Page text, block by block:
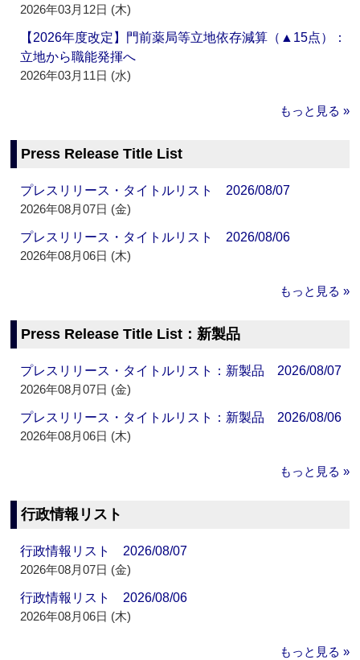
2026年03月12日 (木)
【2026年度改定】門前薬局等立地依存減算（▲15点）：
立地から職能発揮へ
2026年03月11日 (水)
もっと見る »
Press Release Title List
プレスリリース・タイトルリスト 2026/08/07
2026年08月07日 (金)
プレスリリース・タイトルリスト 2026/08/06
2026年08月06日 (木)
もっと見る »
Press Release Title List：新製品
プレスリリース・タイトルリスト：新製品 2026/08/07
2026年08月07日 (金)
プレスリリース・タイトルリスト：新製品 2026/08/06
2026年08月06日 (木)
もっと見る »
行政情報リスト
行政情報リスト 2026/08/07
2026年08月07日 (金)
行政情報リスト 2026/08/06
2026年08月06日 (木)
もっと見る »